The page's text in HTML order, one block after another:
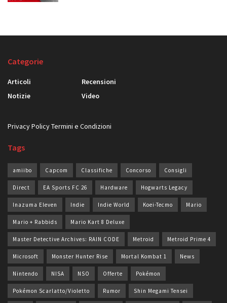
Categorie
Articoli
Notizie
Recensioni
Video
Privacy PolicyTermini e Condizioni
Tags
amiibo Capcom Classifiche Concorso Consigli
Direct EA Sports FC 26 Hardware Hogwarts Legacy
Inazuma Eleven Indie Indie World Koei-Tecmo Mario
Mario + Rabbids Mario Kart 8 Deluxe
Master Detective Archives: RAIN CODE Metroid Metroid Prime 4
Microsoft Monster Hunter Rise Mortal Kombat 1 News
Nintendo NISA NSO Offerte Pokémon
Pokémon Scarlatto/Violetto Rumor Shin Megami Tensei